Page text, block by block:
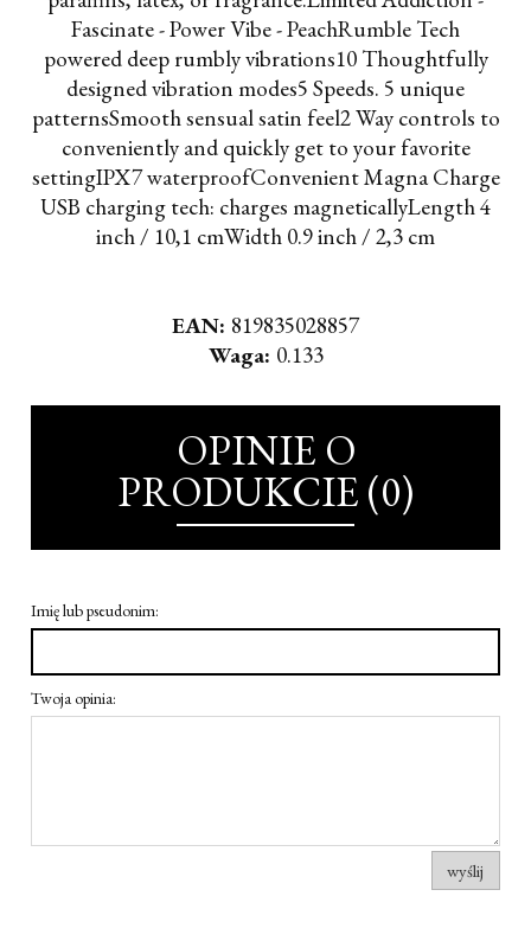
Fascinate - Power Vibe - PeachRumble Tech
powered deep rumbly vibrations10 Thoughtfully
designed vibration modes5 Speeds. 5 unique
patternsSmooth sensual satin feel2 Way controls to
conveniently and quickly get to your favorite
settingIPX7 waterproofConvenient Magna Charge
USB charging tech: charges magneticallyLength 4
inch / 10,1 cmWidth 0.9 inch / 2,3 cm
EAN: 819835028857
Waga: 0.133
OPINIE O
PRODUKCIE (0)
Imię lub pseudonim:
Twoja opinia:
wyślij